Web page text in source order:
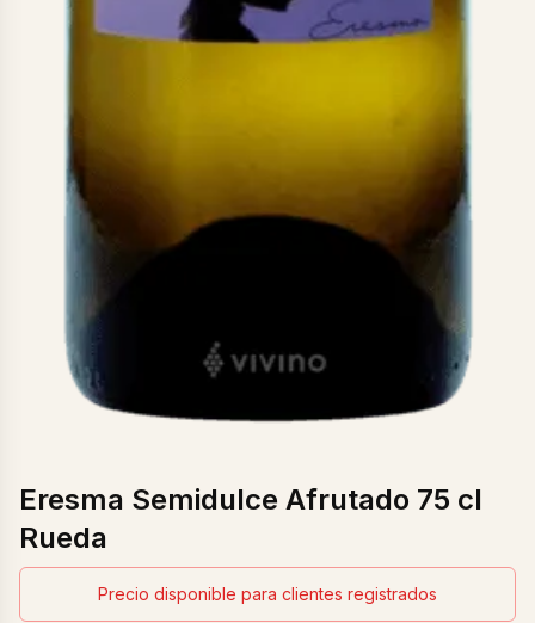
Eresma Semidulce Afrutado 75 cl
Rueda
Precio disponible para clientes registrados